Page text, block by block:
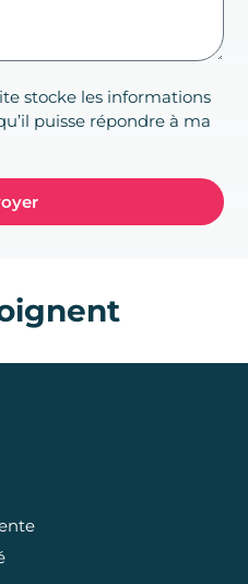
stocke les informations
puisse répondre à ma